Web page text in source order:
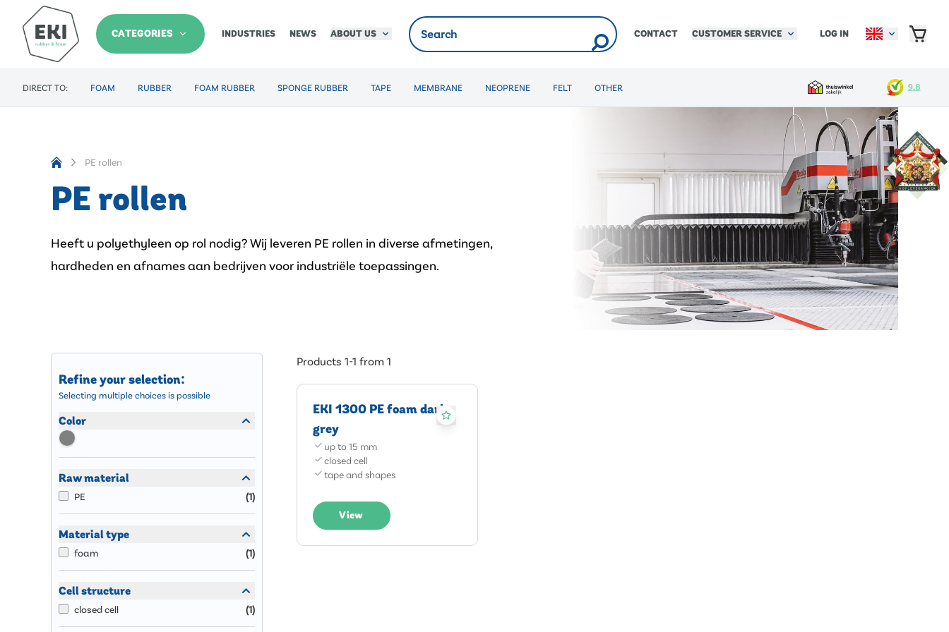
CATEGORIES INDUSTRIES NEWS ABOUT US CONTACT CUSTOMER SERVICE LOG IN
DIRECT TO: FOAM RUBBER FOAM RUBBER SPONGE RUBBER TAPE MEMBRANE NEOPRENE FELT OTHER
PE rollen
PE rollen
Heeft u polyethyleen op rol nodig? Wij leveren PE rollen in diverse afmetingen,
hardheden en afnames aan bedrijven voor industriële toepassingen.
Refine your selection:
Selecting multiple choices is possible
Color
Raw material
PE (1)
Material type
foam (1)
Cell structure
closed cell (1)
Products 1-1 from 1
EKI 1300 PE foam dark
grey
up to 15 mm
closed cell
tape and shapes
View